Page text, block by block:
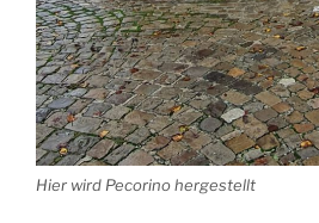
Hier wird Pecorino hergestellt